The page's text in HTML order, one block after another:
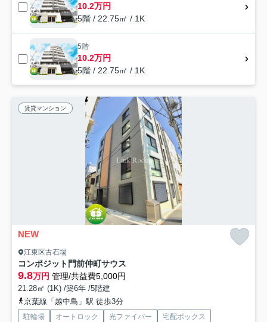
10.2万円
5階 / 22.75㎡ / 1K
5階
10.2万円
5階 / 22.75㎡ / 1K
賃貸マンション
NEW
江東区古石場
コンポジット門前仲町サウス
9.8万円 管理/共益費5,000円
21.28㎡ (1K) /築6年 /5階建
京葉線「越中島」駅 徒歩3分
駐輪場 オートロック 光ファイバー
宅配ボックス